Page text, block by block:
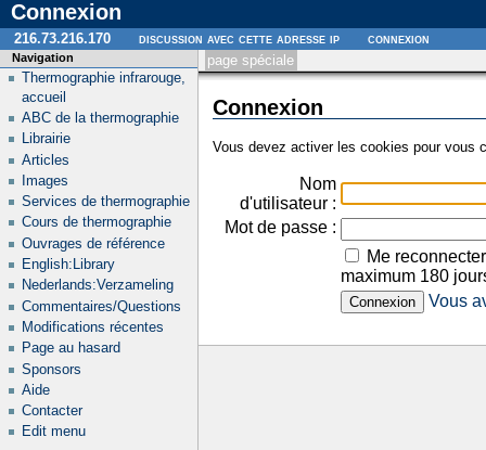
Connexion
page spéciale
Connexion
Vous devez activer les cookies pour vous
Nom
d'utilisateur :
Mot de passe :
Me
maximum 180
Vous
Navigation
Thermographie infrarouge,
accueil
ABC de la thermographie
Librairie
Articles
Images
Services de thermographie
Cours de thermographie
Ouvrages de référence
English:Library
Nederlands:Verzameling
Commentaires/Questions
Modifications récentes
Page au hasard
Sponsors
Aide
Contacter
Edit menu
216.73.216.170 discussion avec cette adresse ip connexion